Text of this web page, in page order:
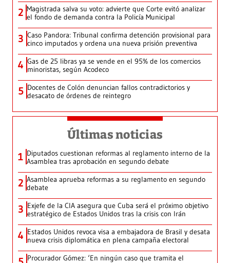
2 Magistrada salva su voto: advierte que Corte evitó analizar
el fondo de demanda contra la Policía Municipal
3 Caso Pandora: Tribunal confirma detención provisional para
cinco imputados y ordena una nueva prisión preventiva
4 Gas de 25 libras ya se vende en el 95% de los comercios
minoristas, según Acodeco
5 Docentes de Colón denuncian fallos contradictorios y
desacato de órdenes de reintegro
Últimas noticias
1 Diputados cuestionan reformas al reglamento interno de la
Asamblea tras aprobación en segundo debate
2 Asamblea aprueba reformas a su reglamento en segundo
debate
3 Exjefe de la CIA asegura que Cuba será el próximo objetivo
estratégico de Estados Unidos tras la crisis con Irán
4 Estados Unidos revoca visa a embajadora de Brasil y desata
nueva crisis diplomática en plena campaña electoral
Procurador Gómez: ‘En ningún caso que tramita el